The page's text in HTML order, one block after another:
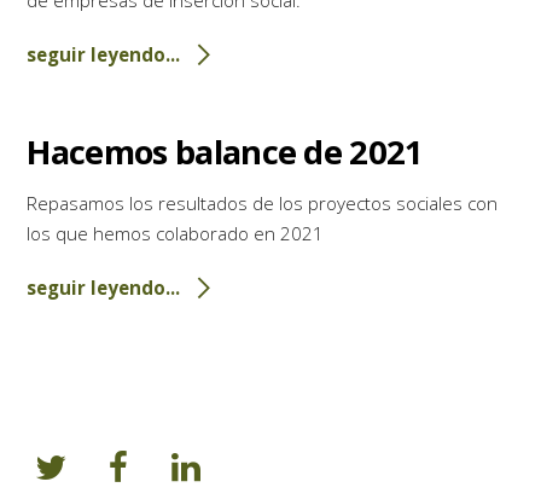
seguir leyendo...
Hacemos balance de 2021
Repasamos los resultados de los proyectos sociales con
los que hemos colaborado en 2021
seguir leyendo...